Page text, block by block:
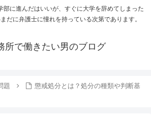
部に進んだはいいが、すぐに大学を辞めてしまった
だに弁護士に憧れを持っている次第であります。
所で働きたい男のブログ
題
懲戒処分とは？処分の種類や判断基